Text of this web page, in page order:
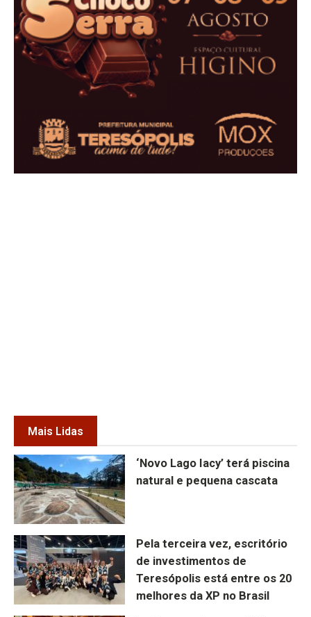
Mais Lidas
‘Novo Lago Iacy’ terá piscina
natural e pequena cascata
Pela terceira vez, escritório
de investimentos de
Teresópolis está entre os 20
melhores da XP no Brasil